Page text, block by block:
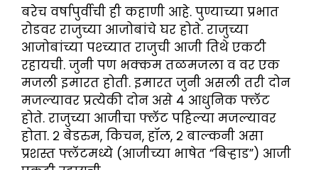
बरेच वर्षापुर्वीची ही कहाणी आहे. पुण्याच्या प्रभात
रोडवर राजुच्या आजोबांचे घर होते. राजुच्या
आजोबांच्या पश्च्यात राजुची आजी तिथे एकटी
रहायची. जुनी पण भक्कम तळमजला व वर एक
मजली इमारत होती. इमारत जुनी असली तरी दोन
मजल्यावर प्रत्येकी दोन असे ४ आधुनिक फ्लॅट
होते. राजुच्या आजीचा फ्लॅट पहिल्या मजल्यावर
होता. २ बेडरुम, किचन, हॉल, २ बाल्कनी असा
प्रशस्त फ्लॅटमध्ये (आजीच्या भाषेत “बिऱ्हाड”) आजी